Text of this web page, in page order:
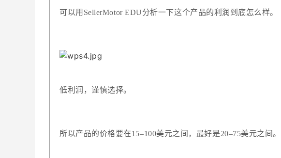
可以用SellerMotor EDU分析一下这个产品的利润到底怎么样。
低利润，谨慎选择。
所以产品的价格要在15–100美元之间，最好是20–75美元之间。